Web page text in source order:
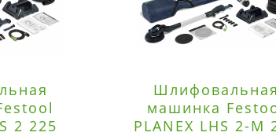
2 225
Шлифовальная
машинка
PLANEX LHS 2-M